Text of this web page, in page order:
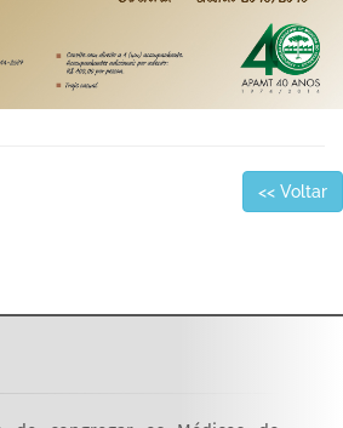
<< Voltar